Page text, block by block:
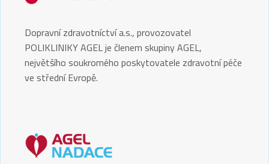
Dopravní zdravotníctví a.s., provozovatel
POLIKLINIKY AGEL je členem skupiny AGEL,
největšího soukromého poskytovatele zdravotní péče
ve střední Evropě.